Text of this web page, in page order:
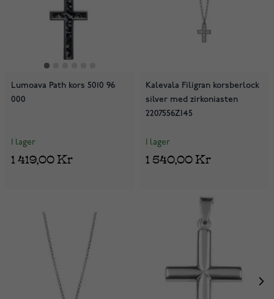
Lumoava Path kors 5010 96
000
I lager
1 419,00 Kr
Kalevala Filigran korsberlock
silver med zirkoniasten
2207556ZI45
I lager
1 540,00 Kr